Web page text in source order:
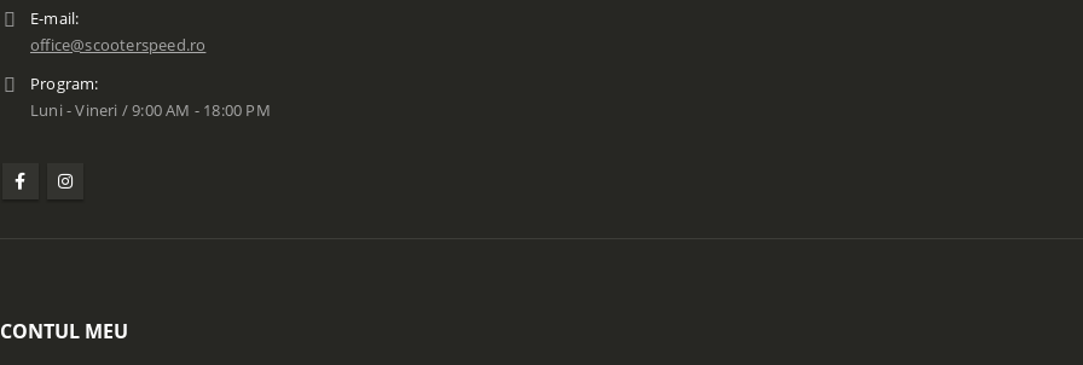
E-mail:
office@scooterspeed.ro
Program:
Luni - Vineri / 9:00 AM - 18:00 PM
CONTUL MEU